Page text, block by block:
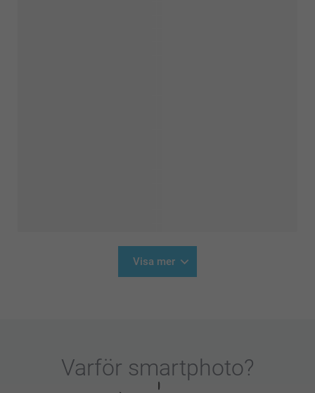
Visa mer
Varför smartphoto?